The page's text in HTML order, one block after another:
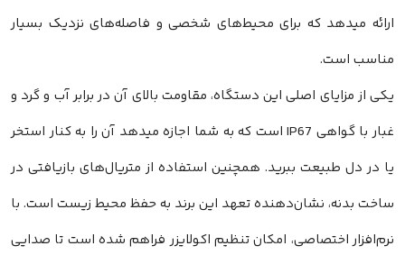
ارائه میدهد که برای محیط‌های شخصی و فاصله‌های نزدیک بسیار
مناسب است.
یکی از مزایای اصلی این دستگاه، مقاومت بالای آن در برابر آب و گرد و
غبار با گواهی IP67 است که به شما اجازه میدهد آن را به کنار استخر
یا در دل طبیعت ببرید. همچنین استفاده از متریال‌های بازیافتی در
ساخت بدنه، نشان‌دهنده تعهد این برند به حفظ محیط زیست است. با
نرم‌افزار اختصاصی، امکان تنظیم اکولایزر فراهم شده است تا صدایی